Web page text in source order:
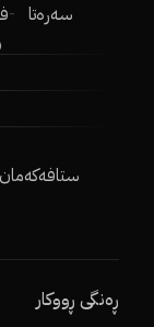
سەرەتا
ستافەکەمان
ڕەنگی ڕووکار